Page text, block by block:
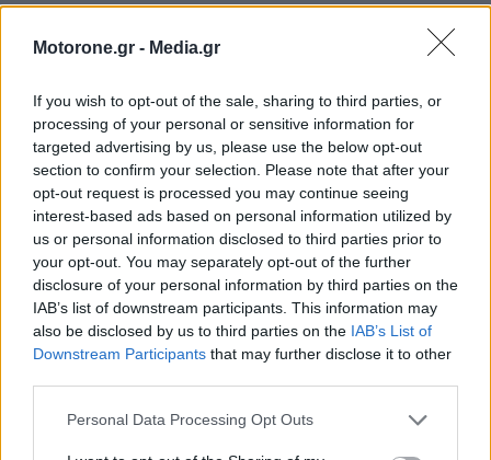
Motorone.gr - Media.gr
If you wish to opt-out of the sale, sharing to third parties, or
processing of your personal or sensitive information for
targeted advertising by us, please use the below opt-out
section to confirm your selection. Please note that after your
opt-out request is processed you may continue seeing
interest-based ads based on personal information utilized by
us or personal information disclosed to third parties prior to
your opt-out. You may separately opt-out of the further
disclosure of your personal information by third parties on the
IAB’s list of downstream participants. This information may
also be disclosed by us to third parties on the IAB’s List of
Downstream Participants that may further disclose it to other
Personal Data Processing Opt Outs
ΕΠΙΚΑΙΡΟΤΗΤΑ
ΚΟΣΜΟΣ